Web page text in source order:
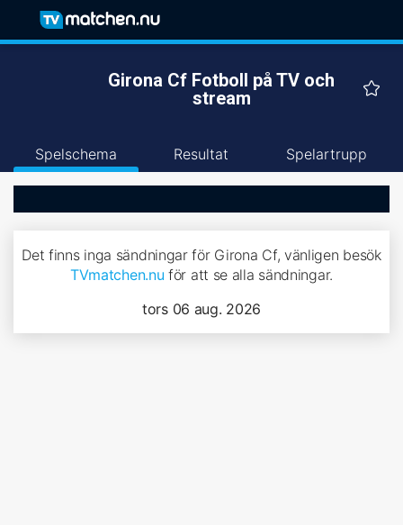
Girona Cf Fotboll på TV och
stream
Spelschema Resultat Spelartrupp
Det finns inga sändningar för Girona Cf, vänligen besök
TVmatchen.nu för att se alla sändningar.
tors 06 aug. 2026